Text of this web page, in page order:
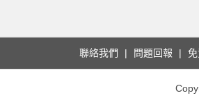
聯絡我們 問題回報